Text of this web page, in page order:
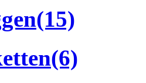
(15)
(6)